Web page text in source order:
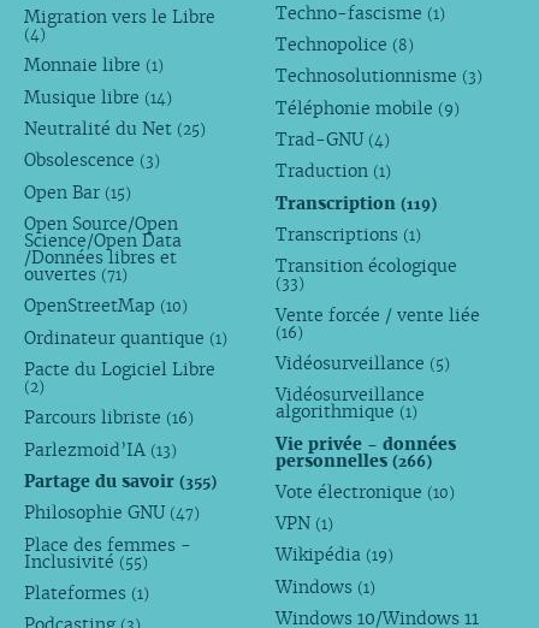
Migration vers le Libre
(4)
Monnaie libre (1)
Musique libre (14)
Neutralité du Net (25)
Obsolescence (3)
Open Bar (15)
Open Source/Open
Science/Open Data
/Données libres et
ouvertes (71)
OpenStreetMap (10)
Ordinateur quantique (1)
Pacte du Logiciel Libre
(2)
Parcours libriste (16)
Parlezmoid’IA (13)
Partage du savoir (355)
Philosophie GNU (47)
Place des femmes -
Inclusivité (55)
Plateformes (1)
Techno-fascisme (1)
Technopolice (8)
Technosolutionnisme (3)
Téléphonie mobile (9)
Trad-GNU (4)
Traduction (1)
Transcription(119)
Transcriptions (1)
Transition écologique
(33)
Vente forcée / vente liée
(16)
Vidéosurveillance (5)
Vidéosurveillance
algorithmique (1)
Vie privée - données
personnelles(266)
Vote électronique (10)
VPN (1)
Wikipédia (19)
Windows (1)
Windows 10/Windows 11